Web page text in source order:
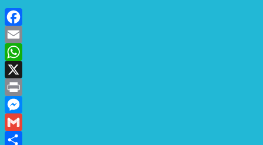
Facebook
Email
WhatsApp
X
Print
Messenger
Gmail